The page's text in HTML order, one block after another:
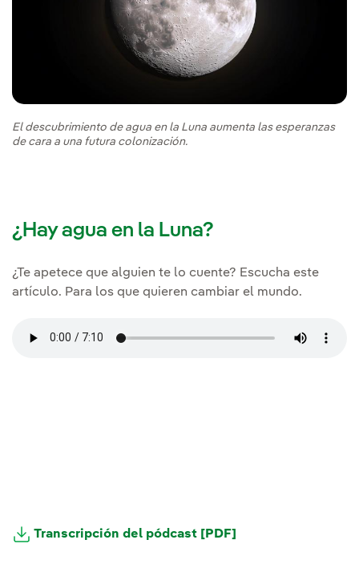
El descubrimiento de agua en la Luna aumenta las esperanzas
de cara a una futura colonización.
¿Hay agua en la Luna?
¿Te apetece que alguien te lo cuente? Escucha este
artículo. Para los que quieren cambiar el mundo.
Transcripción del pódcast [PDF]